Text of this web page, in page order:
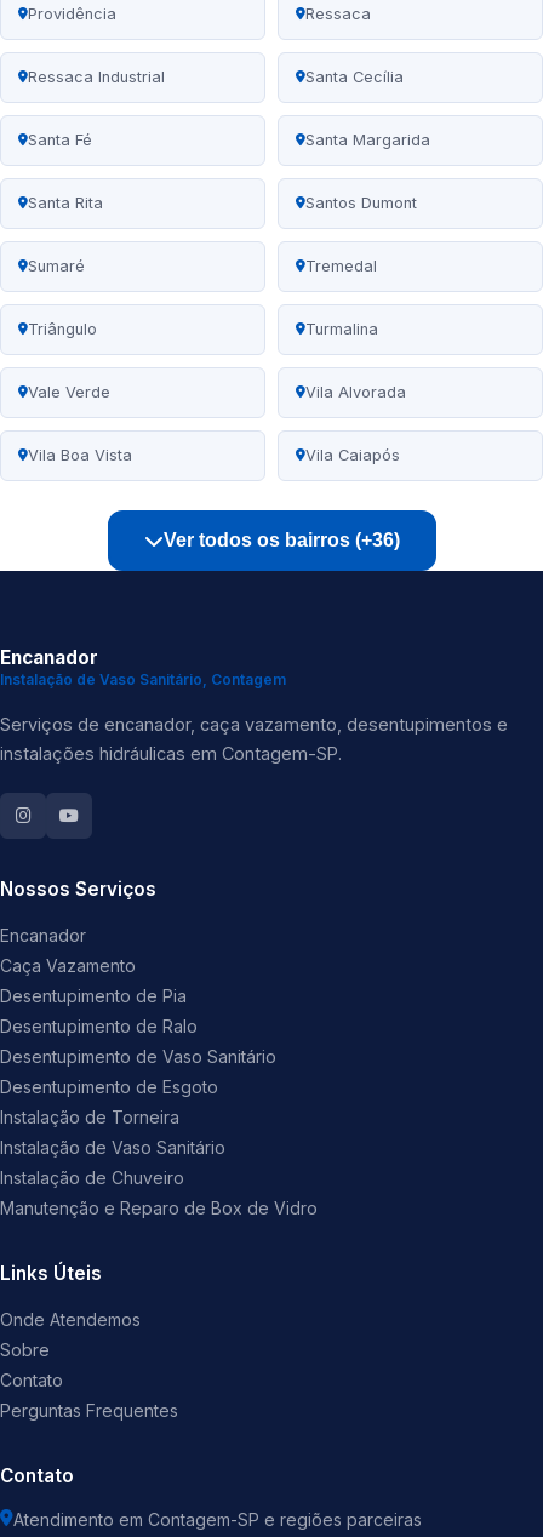
Providência Ressaca
Ressaca Industrial Santa Cecília
Santa Fé Santa Margarida
Santa Rita Santos Dumont
Sumaré Tremedal
Triângulo Turmalina
Vale Verde Vila Alvorada
Vila Boa Vista Vila Caiapós
Ver todos os bairros (+36)
Encanador
Instalação de Vaso Sanitário, Contagem
Serviços de encanador, caça vazamento, desentupimentos e
instalações hidráulicas em Contagem-SP.
Nossos Serviços
Encanador
Caça Vazamento
Desentupimento de Pia
Desentupimento de Ralo
Desentupimento de Vaso Sanitário
Desentupimento de Esgoto
Instalação de Torneira
Instalação de Vaso Sanitário
Instalação de Chuveiro
Manutenção e Reparo de Box de Vidro
Links Úteis
Onde Atendemos
Sobre
Contato
Perguntas Frequentes
Contato
Atendimento em Contagem-SP e regiões parceiras